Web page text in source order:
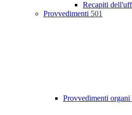
Recapiti
Provvedimenti 501
Provvedimenti